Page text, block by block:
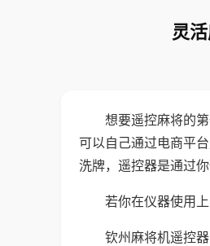
灵
想要遥控麻将的
可以自己通过电商平
洗牌，遥控器是通过你
若你在仪器使用
钦州麻将机遥控